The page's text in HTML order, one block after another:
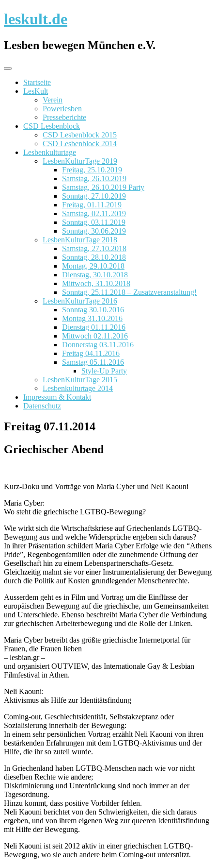
Skip
to
leskult.de
Lesben bewegen München e.V.
Startseite
LesKult
Verein
Powerlesben
Presseberichte
CSD Lesbenblock
CSD Lesbenblock 2015
CSD Lesbenblock 2014
Lesbenkulturtage
LesbenKulturTage 2019
Freitag, 25.10.2019
Samstag, 26.10.2019
Samstag, 26.10.2019 Party
Sonntag, 27.10.2019
Freitag, 01.11.2019
Samstag, 02.11.2019
Sonntag, 03.11.2019
Sonntag, 30.06.2019
LesbenKulturTage 2018
Samstag, 27.10.2018
Sonntag, 28.10.2018
Montag, 29.10.2018
Dienstag, 30.10.2018
Mittwoch, 31.10.2018
Sonntag, 25.11.2018 – Zusatzveranstaltung!
LesbenKulturTage 2016
Sonntag 30.10.2016
Montag 31.10.2016
Dienstag 01.11.2016
Mittwoch 02.11.2016
Donnerstag 03.11.2016
Freitag 04.11.2016
Samstag 05.11.2016
Style-Up Party
LesbenKulturTage 2015
Lesbenkulturtage 2014
Impressum & Kontakt
Datenschutz
Freitag 07.11.2014
Griechischer Abend
Kurz-Doku und Vorträge von Maria Cyber und Neli Kaouni
Maria Cyber:
Wo steht die griechische LGTBQ-Bewegung?
Wie wirkt sich die Wirtschaftskriese auf Griechenlands LGTBQ-
Bewegung aus und welche Widersprüche ergeben sich daraus?
In ihrer Präsentation schildert Maria Cyber Erfolge wie den “Athens
Pride”, Regenbogenfamilien oder die zunehmende Öffnung der
Gesellschaft hin zu einem Lebenspartnerschafts-Gesetz.
Gleichzeitig mahnt sie vor einer Instrumentalisierung der Bewegung
durch die Politik auf Kosten grundlegender Menschenrechte.
Ausserdem geht es in Film und Vortrag um die Einflüsse der
europäischen Bewegung auf die griechische, um Gemeinsamkeiten
und Unterschiede. Ebenso beschreibt Maria Cyber die Verbindung
zur griechischen Arbeiterbewegung und die Rolle der Linken.
Maria Cyber betreibt das größte griechische Internetportal für
Frauen, die Frauen lieben
– lesbian.gr –
und organisiert OUTVIEW, das Internationale Gay & Lesbian
Filmfestival in Athen.
Neli Kaouni:
Aktivismus als Hilfe zur Identitätsfindung
Coming-out, Geschlechtsidentität, Selbstakzeptanz oder
Sozialisierung innerhalb der Bewegung:
In einem sehr persönlichen Vortrag erzählt Neli Kaouni von ihren
bestärkenden Erfahrungen mit dem LGTBQ-Aktivismus und der
Hilfe, die ihr so zuteil wurde.
In Griechenland haben LGTBQ-Menschen nach wie vor nicht
dieselben Rechte wie andere;
Diskriminierung und Unterdrückung sind noch immer an der
Tagesordnung.
Hinzu kommt, dass positive Vorbilder fehlen.
Neli Kaouni berichtet von den Schwierigkeiten, die sich daraus
ergeben, und von ihrem eigenen Weg zur queeren Identitätsfindung
mit Hilfe der Bewegung.
Neli Kaouni ist seit 2012 aktiv in einer griechischen LGTBQ-
Bewegung, wo sie auch andere beim Coming-out unterstützt.